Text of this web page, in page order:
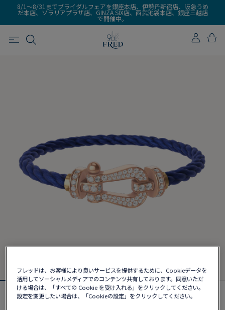
8/1～8/31までブライダルフェアを銀座本店、伊勢丹新宿店、阪急うめ
だ本店、ソラリアプラザ店、GINZA SIX店、西武池袋本店、銀座三越店
で開催中。
フォース10ブレスレット
フレッドは、お客様により良いサービスを提供するために、Cookieデータを
活用してソーシャルメディアでのコンテンツ共有しております。同意いただ
ける場合は、「すべての Cookie を受け入れる」をクリックしてください。
設定を変更したい場合は、「Cookieの設定」をクリックしてください。